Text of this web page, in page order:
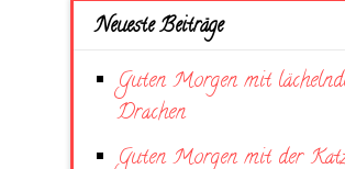
Neueste Beiträge
Guten Morgen mit
Drachen
Guten Morgen mit der